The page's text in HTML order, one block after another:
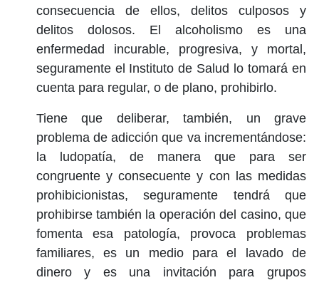
consecuencia de ellos, delitos culposos y
delitos dolosos. El alcoholismo es una
enfermedad incurable, progresiva, y mortal,
seguramente el Instituto de Salud lo tomará en
cuenta para regular, o de plano, prohibirlo.
Tiene que deliberar, también, un grave
problema de adicción que va incrementándose:
la ludopatía, de manera que para ser
congruente y consecuente y con las medidas
prohibicionistas, seguramente tendrá que
prohibirse también la operación del casino, que
fomenta esa patología, provoca problemas
familiares, es un medio para el lavado de
dinero y es una invitación para grupos